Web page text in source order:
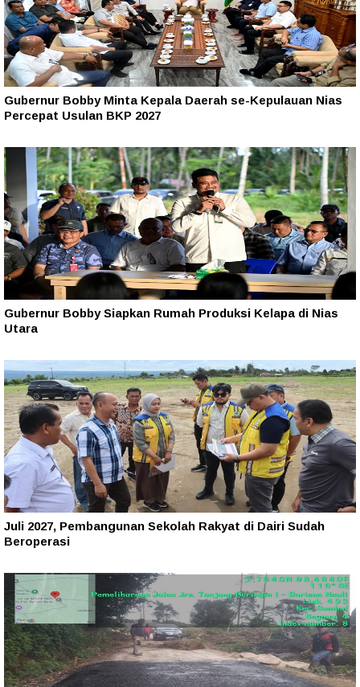
Gubernur Bobby Minta Kepala Daerah se-Kepulauan Nias
Percepat Usulan BKP 2027
Gubernur Bobby Siapkan Rumah Produksi Kelapa di Nias
Utara
Juli 2027, Pembangunan Sekolah Rakyat di Dairi Sudah
Beroperasi